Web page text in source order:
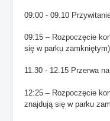
09:00 - 09.10
09:15 – Rozpoczęcie
się w parku zamkniętym).
11.30 - 12.15 Przerwa
12:25 – Rozpoczęcie
znajdują się w parku